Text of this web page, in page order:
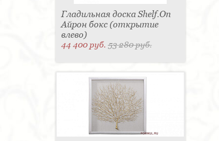
Гладильная доска Shelf.On
Айрон бокс (открытие
влево)
44 400 руб.53 280 руб.